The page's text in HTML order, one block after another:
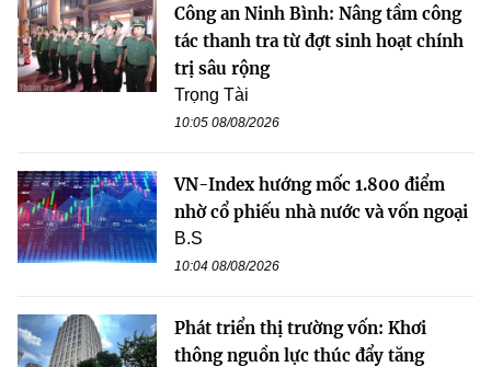
Công an Ninh Bình: Nâng tầm công
tác thanh tra từ đợt sinh hoạt chính
trị sâu rộng
Trọng Tài
10:05 08/08/2026
VN-Index hướng mốc 1.800 điểm
nhờ cổ phiếu nhà nước và vốn ngoại
B.S
10:04 08/08/2026
Phát triển thị trường vốn: Khơi
thông nguồn lực thúc đẩy tăng